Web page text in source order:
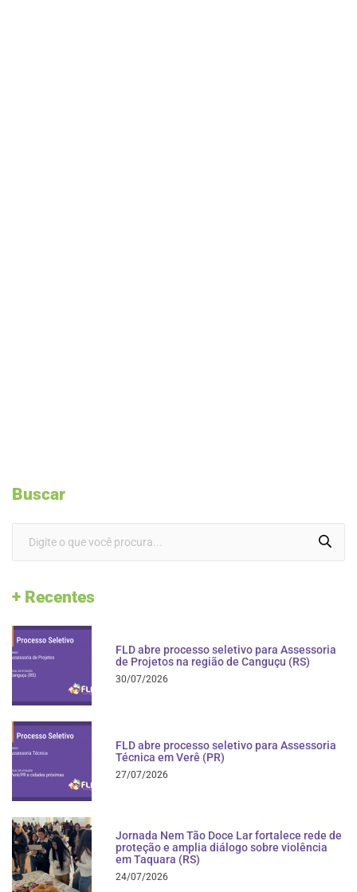
Buscar
+ Recentes
FLD abre processo seletivo para Assessoria
de Projetos na região de Canguçu (RS)
30/07/2026
FLD abre processo seletivo para Assessoria
Técnica em Verê (PR)
27/07/2026
Jornada Nem Tão Doce Lar fortalece rede de
proteção e amplia diálogo sobre violência
em Taquara (RS)
24/07/2026